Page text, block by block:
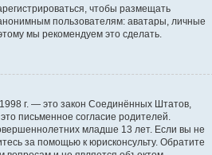
чтобы размещать
пользователям: аватары, личные
мы рекомендуем это сделать.
г. — это закон Соединённых Штатов,
письменное согласие родителей.
младше 13 лет. Если вы не
за помощью к юрисконсульту. Обратите